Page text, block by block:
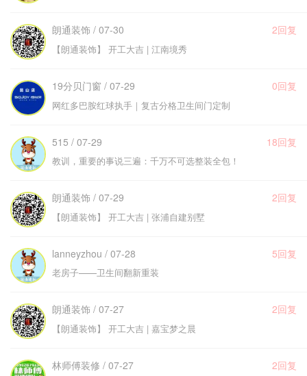
朗通装饰 / 07-30 2回复
【朗通装饰】 开工大吉 | 江南境秀
19分贝门窗 / 07-29 0回复
网红多巴胺红球执手｜复古分格卫生间门定制
515 / 07-29 18回复
教训，重要的事说三遍：千万不可选整装全包！
朗通装饰 / 07-29 2回复
【朗通装饰】 开工大吉 | 张浦自建别墅
lanneyzhou / 07-28 5回复
老房子——卫生间翻新重装
朗通装饰 / 07-27 2回复
【朗通装饰】 开工大吉 | 嘉宝梦之晨
林师傅装修 / 07-27 2回复